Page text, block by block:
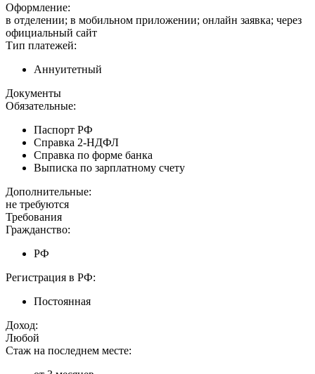
Оформление:
в отделении; в мобильном приложении; онлайн заявка; через
официальный сайт
Тип платежей:
Аннуитетный
Документы
Обязательные:
Паспорт РФ
Справка 2-НДФЛ
Справка по форме банка
Выписка по зарплатному счету
Дополнительные:
не требуются
Требования
Гражданство:
РФ
Регистрация в РФ:
Постоянная
Доход:
Любой
Стаж на последнем месте: